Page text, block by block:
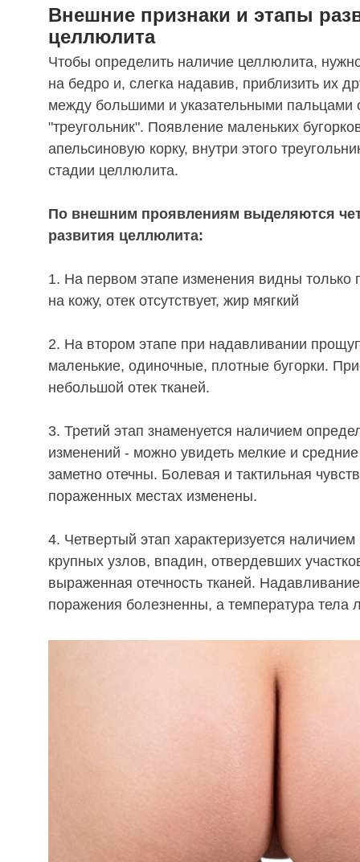
Внешние признаки и этапы
целлюлита
Чтобы определить наличие целлюлита,
на бедро и, слегка надавив, приблизить их
между большими и указательными пальцами
"треугольник". Появление маленьких
апельсиновую корку, внутри этого
стадии целлюлита.
По внешним проявлениям выделяются
развития целлюлита:
1. На первом этапе изменения видны только
на кожу, отек отсутствует, жир мягкий
2. На втором этапе при надавливании
маленькие, одиночные, плотные бугорки.
небольшой отек тканей.
3. Третий этап знаменуется наличием
изменений - можно увидеть мелкие и
заметно отечны. Болевая и тактильная
пораженных местах изменены.
4. Четвертый этап характеризуется
крупных узлов, впадин, отвердевших
выраженная отечность тканей.
поражения болезненны, а температура тела